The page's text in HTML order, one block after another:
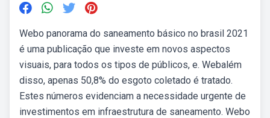
Webo panorama do saneamento básico no brasil 2021
é uma publicação que investe em novos aspectos
visuais, para todos os tipos de públicos, e. Webalém
disso, apenas 50,8% do esgoto coletado é tratado.
Estes números evidenciam a necessidade urgente de
investimentos em infraestrutura de saneamento. Webo